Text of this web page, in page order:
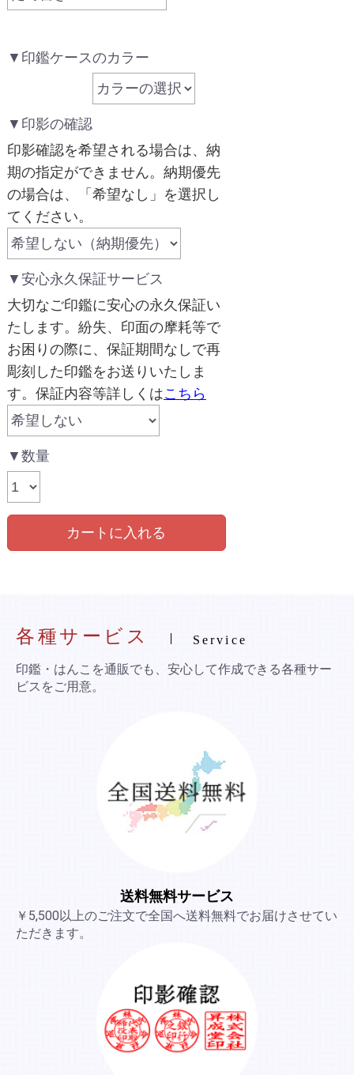
▼印鑑ケースのカラー
▼印影の確認
印影確認を希望される場合は、納
期の指定ができません。納期優先
の場合は、「希望なし」を選択し
てください。
▼安心永久保証サービス
大切なご印鑑に安心の永久保証い
たします。紛失、印面の摩耗等で
お困りの際に、保証期間なしで再
彫刻した印鑑をお送りいたしま
す。保証内容等詳しくはこちら
▼数量
カートに入れる
各種サービス Service
印鑑・はんこを通販でも、安心して作成できる各種サー
ビスをご用意。
送料無料サービス
￥5,500以上のご注文で全国へ送料無料でお届けさせてい
ただきます。